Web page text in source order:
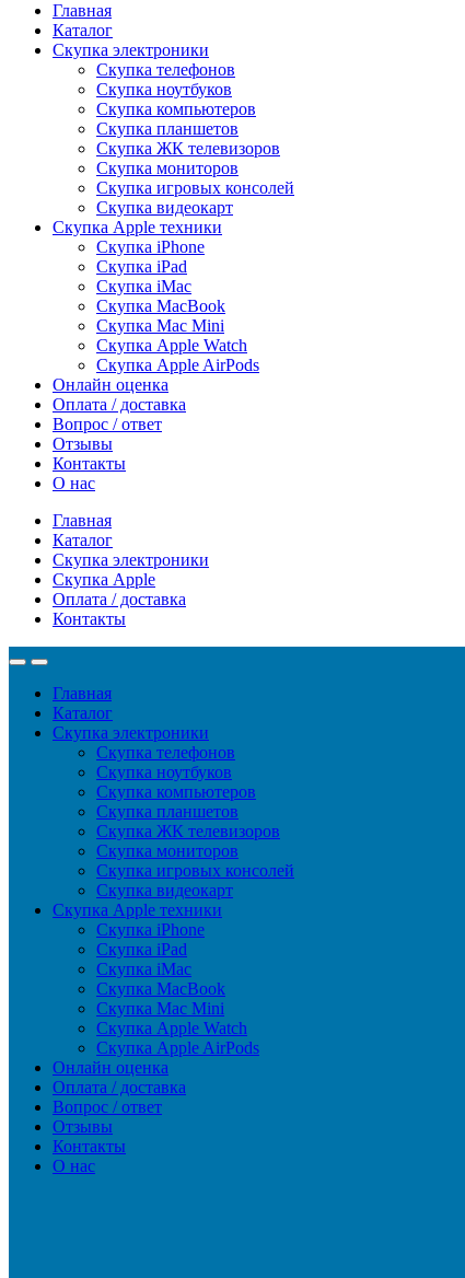
Главная
Каталог
Скупка электроники
Скупка телефонов
Скупка ноутбуков
Скупка компьютеров
Скупка планшетов
Скупка ЖК телевизоров
Скупка мониторов
Скупка игровых консолей
Скупка видеокарт
Скупка Apple техники
Скупка iPhone
Скупка iPad
Скупка iMac
Скупка MacBook
Скупка Mac Mini
Скупка Apple Watch
Скупка Apple AirPods
Онлайн оценка
Оплата / доставка
Вопрос / ответ
Отзывы
Контакты
О нас
Главная
Каталог
Скупка электроники
Скупка Apple
Оплата / доставка
Контакты
Главная
Каталог
Скупка электроники
Скупка телефонов
Скупка ноутбуков
Скупка компьютеров
Скупка планшетов
Скупка ЖК телевизоров
Скупка мониторов
Скупка игровых консолей
Скупка видеокарт
Скупка Apple техники
Скупка iPhone
Скупка iPad
Скупка iMac
Скупка MacBook
Скупка Mac Mini
Скупка Apple Watch
Скупка Apple AirPods
Онлайн оценка
Оплата / доставка
Вопрос / ответ
Отзывы
Контакты
О нас